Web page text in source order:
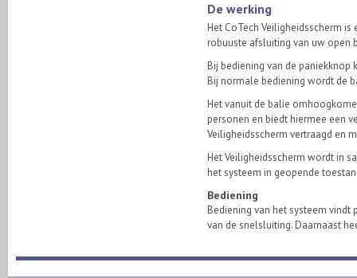
De werking
Het CoTech Veiligheidsscherm
robuuste afsluiting van uw open
Bij bediening van de
Bij normale bediening wordt de
Het vanuit de balie
personen en biedt hiermee een
Veiligheidsscherm vertraagd en
Het Veiligheidsscherm wordt in
het systeem in geopende
Bediening
Bediening van het systeem
van de snelsluiting. Daarnaast